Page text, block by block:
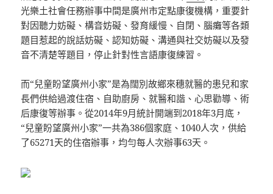
光樂土社會任務辦事中間是廣州市定點康復機構，重要針
對因聽力妨礙、構音妨礙、發育緩慢、自閉、腦癱等各類
題目惹起的說話妨礙、認知妨礙、溝通與社交妨礙以及發
音不清楚等題目，停止針對性言語康復練習。
而“兒童盼望廣州小家”是為闊別故鄉來穗就醫的患兒和家
長們供給過渡住宿、自助廚房、就醫和諧、心思勸導、術
后康復等辦事。從2014年9月統計開端到2018年3月底，
“兒童盼望廣州小家”一共為386個家庭、1040人次，供給
了65271天的住宿辦事，均勻每人次辦事63天。